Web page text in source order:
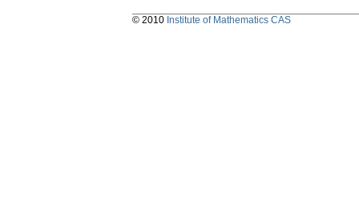
© 2010 Institute of Mathematics CAS